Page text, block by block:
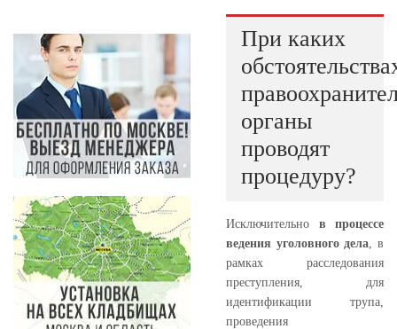
При каких
органы
проводят
процедуру?
Исключительно в процессе
ведения уголовного дела , в
рамках расследования
преступления, для
идентификации трупа,
проведения